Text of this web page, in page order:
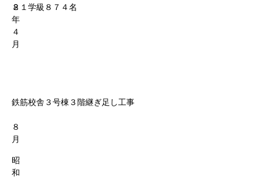
８
年
４
月
２１学級８７４名
８
月
鉄筋校舎３号棟３階継ぎ足し工事
昭
和